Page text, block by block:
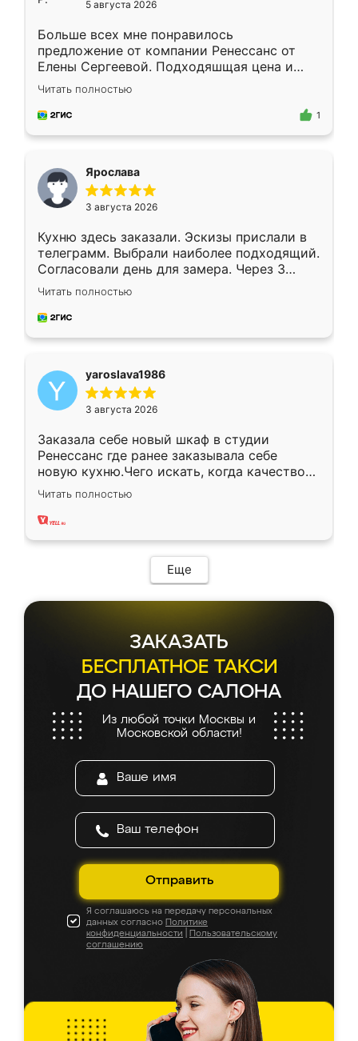
5 августа 2026
Больше всех мне понравилось
предложение от компании Ренессанс от
Елены Сергеевой. Подходяшщая цена и
короткие сроки изготовления. Приехавший
для замера сотрудник Владислав
предложил по моему эскизу самый
Читать полностью
1
Ярослава
3 августа 2026
Кухню здесь заказали. Эскизы прислали в
телеграмм. Выбрали наиболее подходящий.
Согласовали день для замера. Через 3
недели кухня была уже готова. Остались
довольны работой. Спасибо Ренессанс
мебель за качественную работу!
Читать полностью
yaroslava1986
3 августа 2026
Заказала себе новый шкаф в студии
Ренессанс где ранее заказывала себе
новую кухню.Чего искать, когда качеством
вполне довольна. Служит кухня уже почти
два года, нареканий нет.
Читать полностью
Еще
ЗАКАЗАТЬ
БЕСПЛАТНОЕ ТАКСИ
ДО НАШЕГО САЛОНА
Из любой точки Москвы и
Московской области!
Отправить
Я соглашаюсь на передачу персональных
данных согласно Политике
конфиденциальности
Пользовательскому
соглашению